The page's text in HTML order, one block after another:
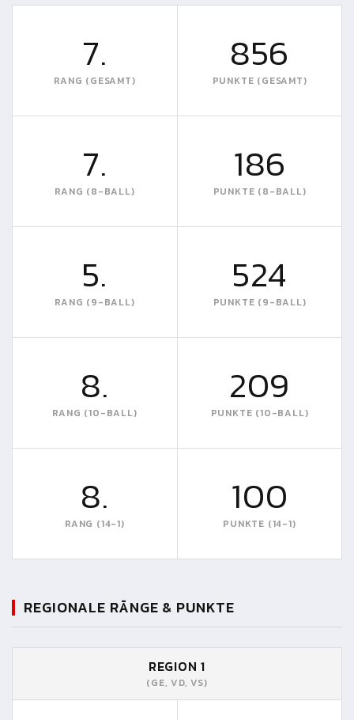
7.
RANG (GESAMT)
856
PUNKTE (GESAMT)
7.
RANG (8-BALL)
186
PUNKTE (8-BALL)
5.
RANG (9-BALL)
524
PUNKTE (9-BALL)
8.
RANG (10-BALL)
209
PUNKTE (10-BALL)
8.
RANG (14-1)
100
PUNKTE (14-1)
REGIONALE RÄNGE & PUNKTE
REGION 1
(GE, VD, VS)